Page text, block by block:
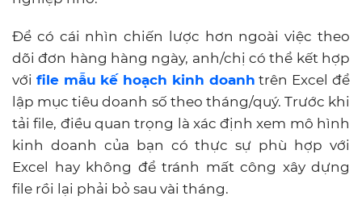
Để có cái nhìn chiến lược hơn ngoài việc theo
dõi đơn hàng hàng ngày, anh/chị có thể kết hợp
với file mẫu kế hoạch kinh doanh trên Excel để
lập mục tiêu doanh số theo tháng/quý. Trước khi
tải file, điều quan trọng là xác định xem mô hình
kinh doanh của bạn có thực sự phù hợp với
Excel hay không để tránh mất công xây dựng
file rồi lại phải bỏ sau vài tháng.